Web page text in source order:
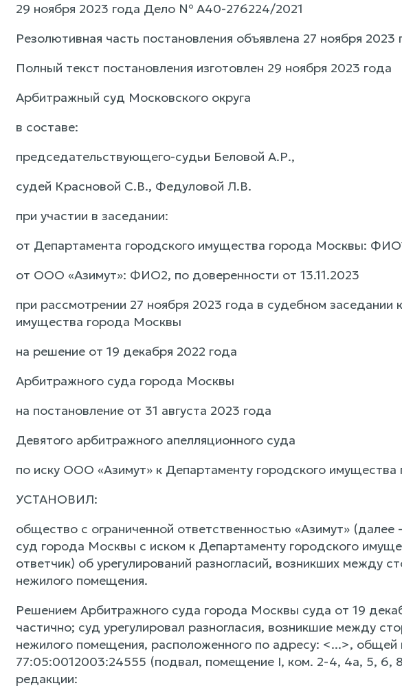
29 ноября 2023 года Дело № А40-276224/2021
Резолютивная часть постановления объявлена 27 ноября 2023
Полный текст постановления изготовлен 29 ноября 2023 года
Арбитражный суд Московского округа
в составе:
председательствующего-судьи Беловой А.Р.,
судей Красновой С.В., Федуловой Л.В.
при участии в заседании:
от Департамента городского имущества города Москвы:
от ООО «Азимут»: ФИО2, по доверенности от 13.11.2023
при рассмотрении 27 ноября 2023 года в судебном
имущества города Москвы
на решение от 19 декабря 2022 года
Арбитражного суда города Москвы
на постановление от 31 августа 2023 года
Девятого арбитражного апелляционного суда
по иску ООО «Азимут» к Департаменту городского имущества
УСТАНОВИЛ:
общество с ограниченной ответственностью «Азимут»
суд города Москвы с иском к Департаменту городского
ответчик) об урегулирований разногласий, возникших между
нежилого помещения.
Решением Арбитражного суда города Москвы суда от 19
частично; суд урегулировал разногласия, возникшие между
нежилого помещения, расположенного по адресу: <...>,
77:05:0012003:24555 (подвал, помещение I, ком. 2-4, 4а, 5, 6,
редакции: